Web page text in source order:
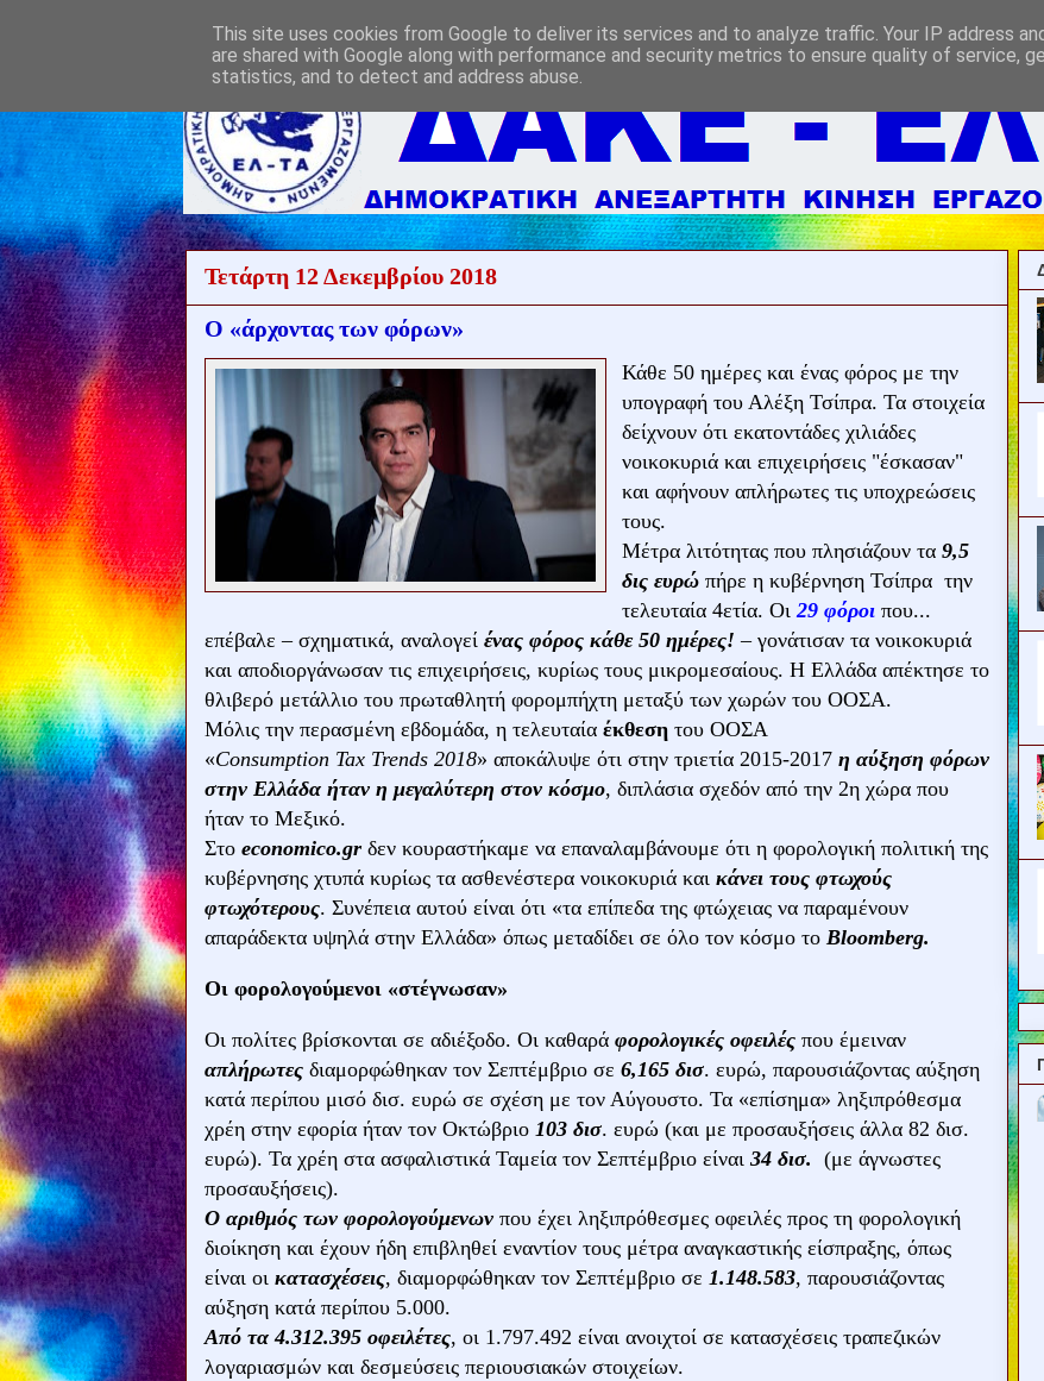
Τετάρτη 12 Δεκεμβρίου 2018
Ο «άρχοντας των φόρων»
Κάθε 50 ημέρες και ένας φόρος με την
υπογραφή του Αλέξη Τσίπρα. Τα στοιχεία
δείχνουν ότι εκατοντάδες χιλιάδες
νοικοκυριά και επιχειρήσεις "έσκασαν"
και αφήνουν απλήρωτες τις υποχρεώσεις
τους.
Μέτρα λιτότητας που πλησιάζουν τα 9,5
δις ευρώ πήρε η κυβέρνηση Τσίπρα την
τελευταία 4ετία. Οι29 φόροι που...
επέβαλε – σχηματικά, αναλογεί ένας φόρος κάθε 50 ημέρες! – γονάτισαν τα νοικοκυριά
και αποδιοργάνωσαν τις επιχειρήσεις, κυρίως τους μικρομεσαίους. Η Ελλάδα απέκτησε το
θλιβερό μετάλλιο του πρωταθλητή φορομπήχτη μεταξύ των χωρών του ΟΟΣΑ.
Μόλις την περασμένη εβδομάδα, η τελευταία έκθεση του ΟΟΣΑ
«Consumption Tax Trends 2018» αποκάλυψε ότι στην τριετία 2015-2017 η αύξηση φόρων
στην Ελλάδα ήταν η μεγαλύτερη στον κόσμο, διπλάσια σχεδόν από την 2η χώρα που
ήταν το Μεξικό.
Στο economico.gr δεν κουραστήκαμε να επαναλαμβάνουμε ότι η φορολογική πολιτική της
κυβέρνησης χτυπά κυρίως τα ασθενέστερα νοικοκυριά και κάνει τους φτωχούς
φτωχότερους. Συνέπεια αυτού είναι ότι «τα επίπεδα της φτώχειας να παραμένουν
απαράδεκτα υψηλά στην Ελλάδα» όπως μεταδίδει σε όλο τον κόσμο το Bloomberg.
Οι φορολογούμενοι «στέγνωσαν»
Οι πολίτες βρίσκονται σε αδιέξοδο. Οι καθαρά φορολογικές οφειλές που έμειναν
απλήρωτες διαμορφώθηκαν τον Σεπτέμβριο σε 6,165 δισ. ευρώ, παρουσιάζοντας αύξηση
κατά περίπου μισό δισ. ευρώ σε σχέση με τον Αύγουστο. Τα «επίσημα» ληξιπρόθεσμα
χρέη στην εφορία ήταν τον Οκτώβριο 103 δισ. ευρώ (και με προσαυξήσεις άλλα 82 δισ.
ευρώ). Τα χρέη στα ασφαλιστικά Ταμεία τον Σεπτέμβριο είναι 34 δισ. (με άγνωστες
προσαυξήσεις).
Ο αριθμός των φορολογούμενων που έχει ληξιπρόθεσμες οφειλές προς τη φορολογική
διοίκηση και έχουν ήδη επιβληθεί εναντίον τους μέτρα αναγκαστικής είσπραξης, όπως
είναι οι κατασχέσεις, διαμορφώθηκαν τον Σεπτέμβριο σε 1.148.583, παρουσιάζοντας
αύξηση κατά περίπου 5.000.
Από τα 4.312.395 οφειλέτες, οι 1.797.492 είναι ανοιχτοί σε κατασχέσεις τραπεζικών
λογαριασμών και δεσμεύσεις περιουσιακών στοιχείων.
This site uses cookies from Google to deliver its services and to analyze traffic. Your IP address
are shared with Google along with performance and security metrics to ensure quality of service,
statistics, and to detect and address abuse.